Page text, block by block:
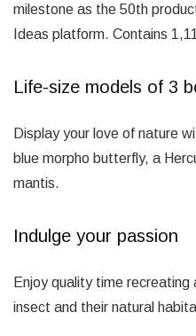
milestone as the 50th
Ideas platform. Contains
Life-size models of 3
Display your love of nature
blue morpho butterfly, a
mantis.
Indulge your passion
Enjoy quality time
insect and their natural